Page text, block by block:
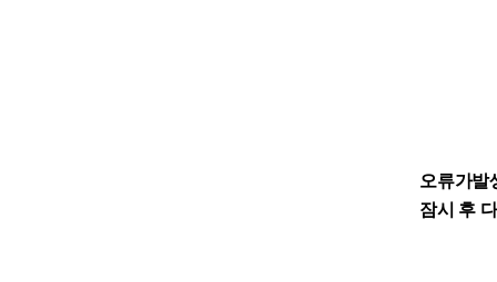
오류가발
잠시 후